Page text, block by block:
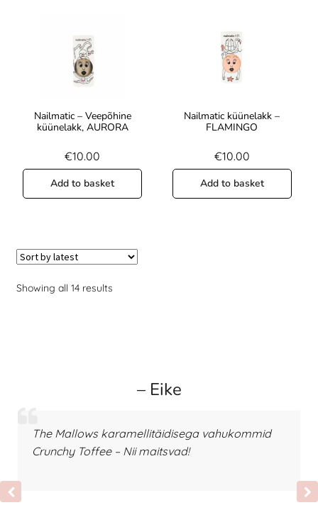
Nailmatic – Veepõhine
küünelakk, AURORA
€10.00
Add to basket
Nailmatic küünelakk –
FLAMINGO
€10.00
Add to basket
Showing all 14 results
– Eike
The Mallows karamellitäidisega vahukommid
Crunchy Toffee – Nii maitsvad!